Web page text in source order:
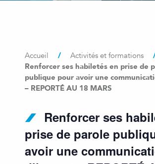
Accueil / Activités et formations
Renforcer ses habiletés en prise de
publique pour avoir une
– REPORTÉ AU 18 MARS
Renforcer ses
prise de parole
avoir une